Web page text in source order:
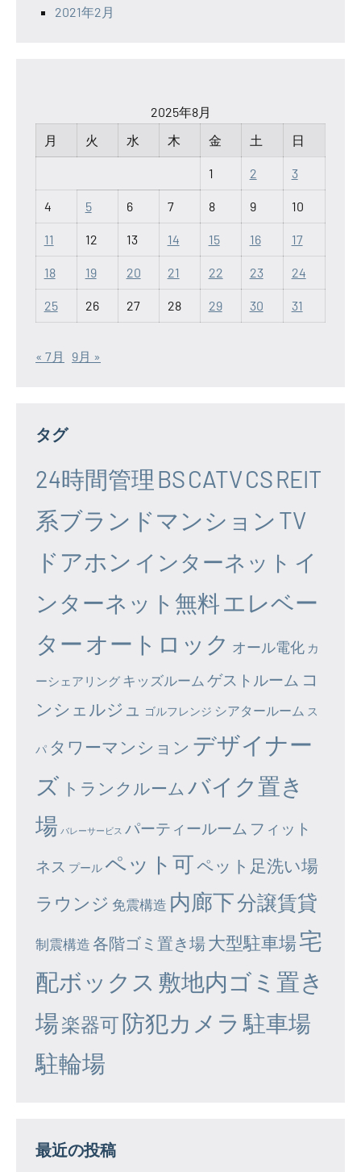
2021年2月
2025年8月
月
火 水 木 金 土 日
1 2 3
4 5 6 7 8 9 10
11 12 13 14 15 16 17
18 19 20 21 22 23 24
25 26 27 28 29 30 31
« 7月 9月 »
タグ
24時間管理 BSCATVCSREIT
系ブランドマンション TV
ドアホン インターネット イ
ンターネット無料エレベー
ター オートロック オール電化 カ
ーシェアリング キッズルーム ゲストルーム コ
ンシェルジュ
ゴルフレンジ シアタールーム ス
パ タワーマンション デザイナー
ズ トランクルーム バイク置き
場 バレーサービス パーティールーム フィット
ネス プール ペット可ペット足洗い場
ラウンジ 免震構造 内廊下分譲賃貸
制震構造 各階ゴミ置き場大型駐車場宅
配ボックス 敷地内ゴミ置き
場楽器可防犯カメラ 駐車場
駐輪場
最近の投稿